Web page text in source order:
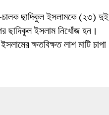
ছাদিকুল ইসলামকে (২৩) দুই
পর ছাদিকুল ইসলাম নিখোঁজ হন।
ক্ষতবিক্ষত লাশ মাটি চাপা